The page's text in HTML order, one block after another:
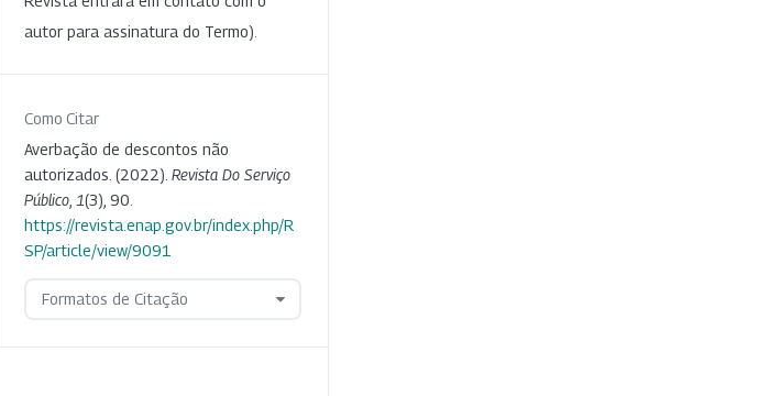
autor para assinatura do Termo).
Como Citar
Averbação de descontos não
autorizados. (2022). Revista Do Serviço
Público 1(3), 90.
https://revista.enap.gov.br/index.php/R
SP/article/view/9091
Formatos de Citação